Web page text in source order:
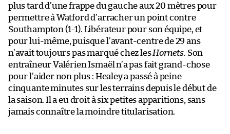
plus tard d’une frappe du gauche aux 20 mètres pour
permettre à Watford d’arracher un point contre
Southampton (1-1). Libérateur pour son équipe, et
pour lui-même, puisque l’avant-centre de 29 ans
n’avait toujours pas marqué chez lesHornets. Son
entraîneur Valérien Ismaël n’a pas fait grand-chose
pour l’aider non plus : Healey a passé à peine
cinquante minutes sur les terrains depuis le début de
la saison. Il a eu droit à six petites apparitions, sans
jamais connaître la moindre titularisation.